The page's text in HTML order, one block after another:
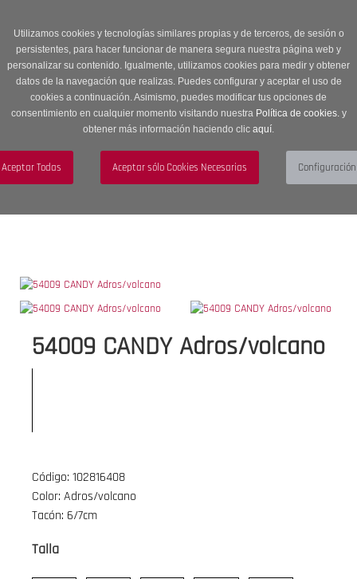
Utilizamos cookies y tecnologías similares propias y de terceros, de sesión o
persistentes, para hacer funcionar de manera segura nuestra página web y
personalizar su contenido. Igualmente, utilizamos cookies para medir y obtener
datos de la navegación que realizas. Puedes configurar y aceptar el uso de
cookies a continuación. Asimismo, puedes modificar tus opciones de
consentimiento en cualquier momento visitando nuestra Política de cookies.y
obtener más información haciendo clic aquí.
descuento en Sección OUTLET con código OUTLET20
navigation
Menú
54009 CANDY Adros/volcano
Código: 102816408
Color: Adros/volcano
Tacón: 6/7cm
Talla